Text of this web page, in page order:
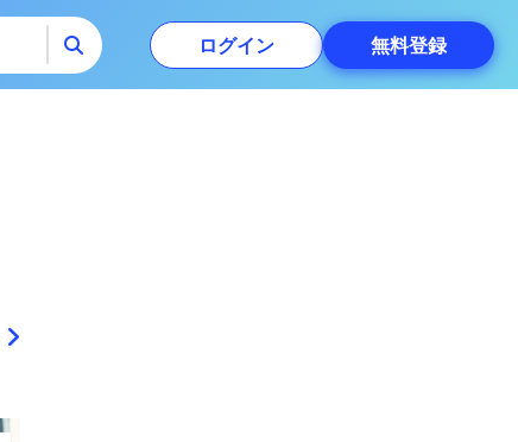
ログイン 無料登録
の指定を施したとして
も、立体的にはなりま
せん。この動画では…
24:39
画してみましょう！
１からコーディング
するチュートリアル
を公開
HTMLやCSSで３D表
現をすることが出来ま
すが、実際どのように
コーディングしたら良
ローディング画面を